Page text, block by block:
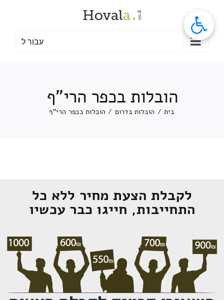
עבור ל
הובלות בכפר הרי"ף
בית / הובלות בדרום / הובלות בכפר הרי"ף
לקבלת הצעת מחיר ללא כל
התחייבות, חייגו כבר עכשיו